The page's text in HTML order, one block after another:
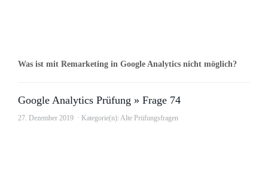
Was ist mit Remarketing in Google Analytics nicht möglich?
Google Analytics Prüfung » Frage 74
27. Dezember 2019 Kategorie(n): Alte Prüfungsfragen